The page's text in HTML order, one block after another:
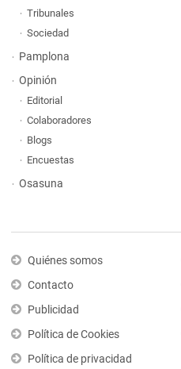
Tribunales
Sociedad
Pamplona
Opinión
Editorial
Colaboradores
Blogs
Encuestas
Osasuna
Quiénes somos
Contacto
Publicidad
Política de Cookies
Política de privacidad